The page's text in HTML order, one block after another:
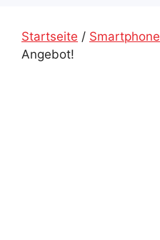
Startseite / Smartphone
Angebot!